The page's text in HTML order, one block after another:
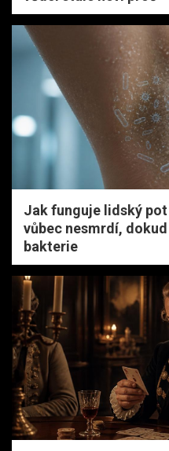
Jak funguje lidský
vůbec nesmrdí,
bakterie